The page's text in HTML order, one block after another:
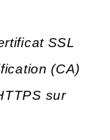
SSL
(CA)
sur